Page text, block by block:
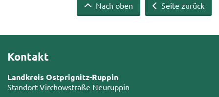
Seite zurück
Nach oben
Kontakt
Landkreis Ostprignitz-Ruppin
Standort Virchowstraße Neuruppin